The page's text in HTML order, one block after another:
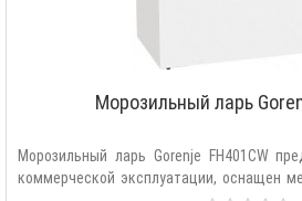
Морозильный ларь
Морозильный ларь Gorenje FH401CW
коммерческой эксплуатации, оснащен